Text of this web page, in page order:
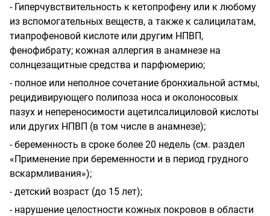
- Гиперчувствительность к кетопрофену или к любому
из вспомогательных веществ, а также к салицилатам,
тиапрофеновой кислоте или другим НПВП,
фенофибрату; кожная аллергия в анамнезе на
солнцезащитные средства и парфюмерию;
- полное или неполное сочетание бронхиальной астмы,
рецидивирующего полипоза носа и околоносовых
пазух и непереносимости ацетилсалициловой кислоты
или других НПВП (в том числе в анамнезе);
- беременность в сроке более 20 недель (см. раздел
«Применение при беременности и в период грудного
вскармливания»);
- детский возраст (до 15 лет);
- нарушение целостности кожных покровов в области